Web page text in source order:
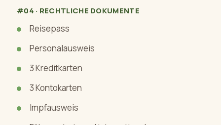
#04 · RECHTLICHE DOKUMENTE
Reisepass
Personalausweis
3 Kreditkarten
3 Kontokarten
Impfausweis